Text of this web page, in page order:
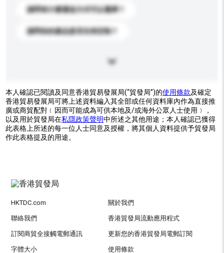
請問有什麼運送方式可以選擇？
請問你的產品是否支持定制？
本人確認已閱讀及同意香港貿易發展局(“貿發局”)的使用條款及確定
香港貿易發展局可將上述資料編入其全部或任何資料庫內作為直接推
廣或商貿配對﹝因而可能成為可供本地及/或海外公眾人士使用﹞，
以及用於貿發局在私隱政策聲明中所述之其他用途；本人確認已獲得
此表格上所述的每一位人士同意及授權，將其個人資料提供予貿發局
作此表格提及的用途。
HKTDC.com 關於我們
聯絡我們 香港貿發局流動應用程式
訂閱商貿全接觸電郵通訊 更新您的香港貿發局電郵訂閱
字體大小 使用條款